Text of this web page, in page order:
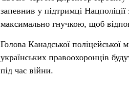
запевнив у підтримці
максимально гнучкою, щоб
Голова Канадської поліцейської
українських правоохоронців
під час війни.